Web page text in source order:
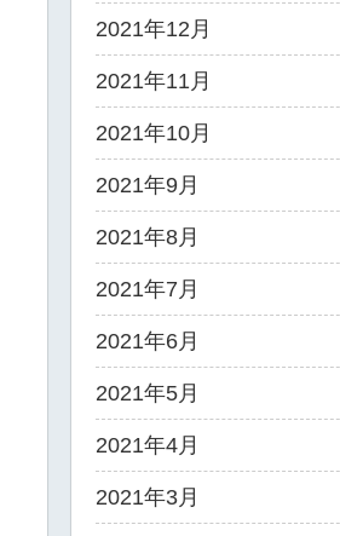
2021年12月
2021年11月
2021年10月
2021年9月
2021年8月
2021年7月
2021年6月
2021年5月
2021年4月
2021年3月